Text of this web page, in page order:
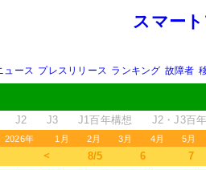
スマー
ュース プレスリリース ランキング 故障者
J2 J3 J1百年構想 J2・J3百
2026年 1月 2月 3月 4月 5月
＜ 8/5 6 7